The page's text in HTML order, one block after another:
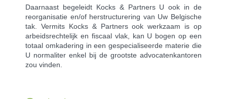
Daarnaast begeleidt Kocks & Partners U ook in de
reorganisatie en/of herstructurering van Uw Belgische
tak. Vermits Kocks & Partners ook werkzaam is op
arbeidsrechtelijk en fiscaal vlak, kan U bogen op een
totaal omkadering in een gespecialiseerde materie die
U normaliter enkel bij de grootste advocatenkantoren
zou vinden.